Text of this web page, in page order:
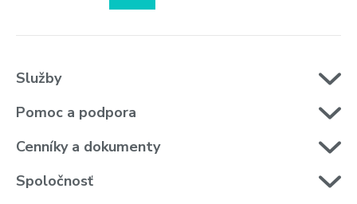
Služby
Pomoc a podpora
Cenníky a dokumenty
Spoločnosť